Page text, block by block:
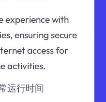
experience with
ensuring secure
access for
activities.
运行时间